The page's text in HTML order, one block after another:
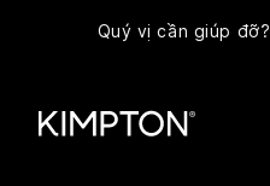
Quý vị cần giúp đỡ?